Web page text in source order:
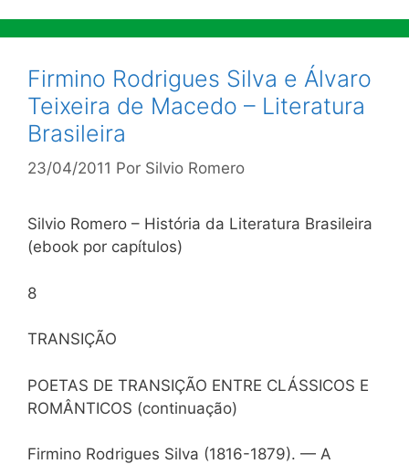
Firmino Rodrigues Silva e Álvaro
Teixeira de Macedo – Literatura
Brasileira
23/04/2011 Por Silvio Romero
Silvio Romero – História da Literatura Brasileira
(ebook por capítulos)
8
TRANSIÇÃO
POETAS DE TRANSIÇÃO ENTRE CLÁSSICOS E
ROMÂNTICOS (continuação)
Firmino Rodrigues Silva (1816-1879). — A